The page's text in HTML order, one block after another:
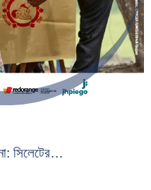
সিলেটের…